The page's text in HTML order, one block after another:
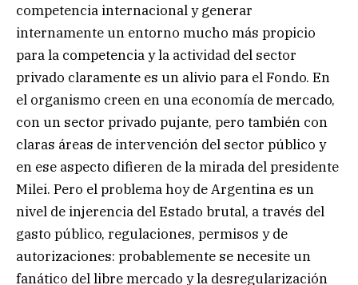
competencia internacional y generar
internamente un entorno mucho más propicio
para la competencia y la actividad del sector
privado claramente es un alivio para el Fondo. En
el organismo creen en una economía de mercado,
con un sector privado pujante, pero también con
claras áreas de intervención del sector público y
en ese aspecto difieren de la mirada del presidente
Milei. Pero el problema hoy de Argentina es un
nivel de injerencia del Estado brutal, a través del
gasto público, regulaciones, permisos y de
autorizaciones: probablemente se necesite un
fanático del libre mercado y la desregularización